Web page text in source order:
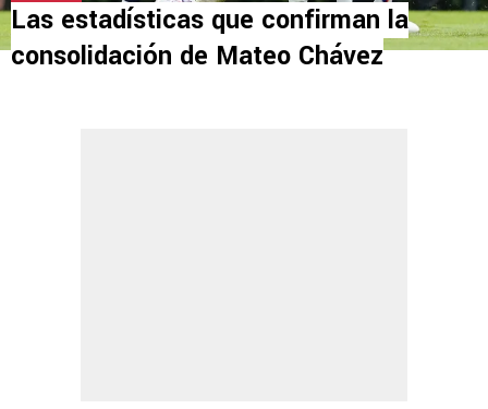
Las estadísticas que confirman la
consolidación de Mateo Chávez